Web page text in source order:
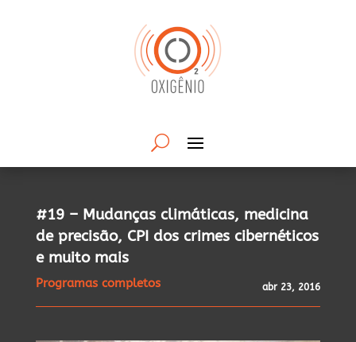
#19 – Mudanças climáticas, medicina
de precisão, CPI dos crimes cibernéticos
e muito mais
Programas completos abr 23, 2016